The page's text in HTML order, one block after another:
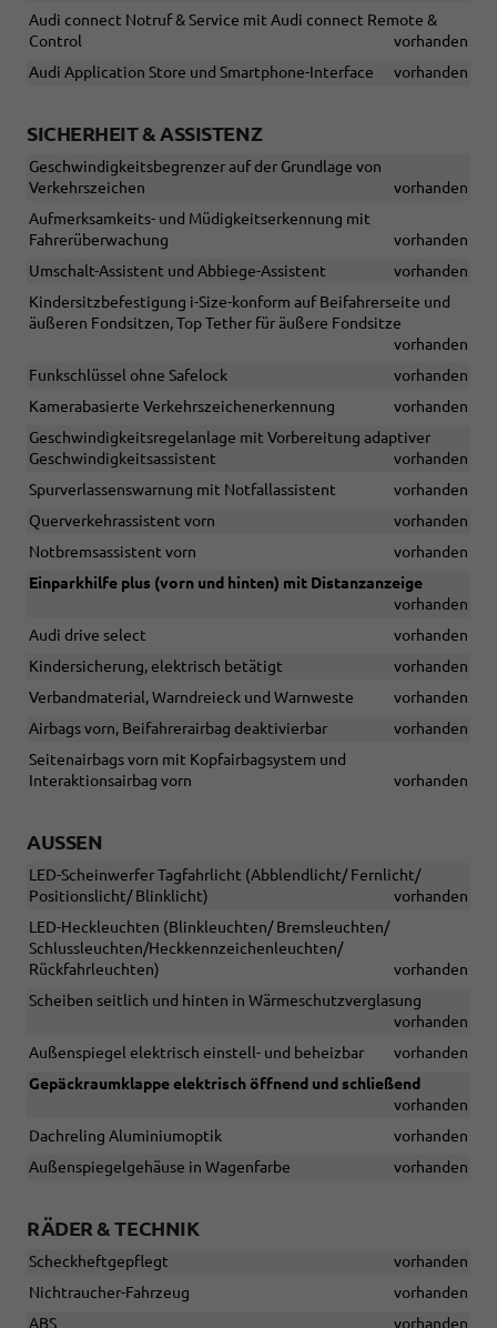
Audi connect Notruf & Service mit Audi connect Remote &
Control
vorhanden
Audi Application Store und Smartphone-Interface
vorhanden
SICHERHEIT & ASSISTENZ
Geschwindigkeitsbegrenzer auf der Grundlage von
Verkehrszeichen
vorhanden
Aufmerksamkeits- und Müdigkeitserkennung mit
Fahrerüberwachung
vorhanden
Umschalt-Assistent und Abbiege-Assistent
vorhanden
Kindersitzbefestigung i-Size-konform auf Beifahrerseite und
äußeren Fondsitzen, Top Tether für äußere Fondsitze
vorhanden
Funkschlüssel ohne Safelock
vorhanden
Kamerabasierte Verkehrszeichenerkennung
vorhanden
Geschwindigkeitsregelanlage mit Vorbereitung adaptiver
Geschwindigkeitsassistent
vorhanden
Spurverlassenswarnung mit Notfallassistent
vorhanden
Querverkehrassistent vorn
vorhanden
Notbremsassistent vorn
vorhanden
Einparkhilfe plus (vorn und hinten) mit Distanzanzeige
vorhanden
Audi drive select
vorhanden
Kindersicherung, elektrisch betätigt
vorhanden
Verbandmaterial, Warndreieck und Warnweste
vorhanden
Airbags vorn, Beifahrerairbag deaktivierbar
vorhanden
Seitenairbags vorn mit Kopfairbagsystem und
Interaktionsairbag vorn
vorhanden
AUSSEN
LED-Scheinwerfer Tagfahrlicht (Abblendlicht/ Fernlicht/
Positionslicht/ Blinklicht)
vorhanden
LED-Heckleuchten (Blinkleuchten/ Bremsleuchten/
Schlussleuchten/Heckkennzeichenleuchten/
Rückfahrleuchten)
vorhanden
Scheiben seitlich und hinten in Wärmeschutzverglasung
vorhanden
Außenspiegel elektrisch einstell- und beheizbar
vorhanden
Gepäckraumklappe elektrisch öffnend und schließend
vorhanden
Dachreling Aluminiumoptik
vorhanden
Außenspiegelgehäuse in Wagenfarbe
vorhanden
RÄDER & TECHNIK
Scheckheftgepflegt
vorhanden
Nichtraucher-Fahrzeug
vorhanden
ABS
vorhanden